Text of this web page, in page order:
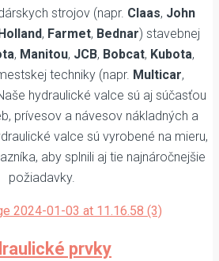
strojov (napr. Claas, John
, Farmet, Bednar) stavebnej
, Manitou, JCB, Bobcat, Kubota,
techniky (napr. Multicar,
hydraulické valce sú aj súčasťou
prívesov a návesov nákladných a
valce sú vyrobené na mieru,
aby splnili aj tie najnáročnejšie
požiadavky.
prvky